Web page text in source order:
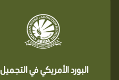
البورد الأمريكي في التجميل